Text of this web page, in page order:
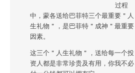
过程
中，蒙各送给巴菲特三个最重要＂人
生礼物＂，是巴菲特＂成神＂最重要
因素。
这三个＂人生礼物＂，送给每一个投
资人都是非常珍贵及有用，你我不必